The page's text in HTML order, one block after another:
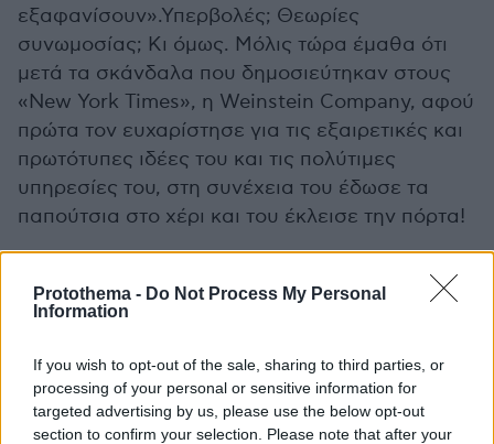
Protothema - Do Not Process My Personal
Information
If you wish to opt-out of the sale, sharing to third parties, or
processing of your personal or sensitive information for
targeted advertising by us, please use the below opt-out
section to confirm your selection. Please note that after your
εξαφανίσουν».Υπερβολές; Θεωρίες
συνωμοσίας; Κι όμως. Μόλις τώρα έμαθα ότι
μετά τα σκάνδαλα που δημοσιεύτηκαν στους
«New York Times», η Weinstein Company, αφού
πρώτα τον ευχαρίστησε για τις εξαιρετικές και
πρωτότυπες ιδέες του και τις πολύτιμες
υπηρεσίες του, στη συνέχεια του έδωσε τα
παπούτσια στο χέρι και του έκλεισε την πόρτα!
συνεταίρος του, Ρόμπερτ, του είπε: «Bro, όπως
ξεπλυθεί το όνομα της εταιρείας. Διαφορετικά
μαζί με εσένα θα βρεθούμε όλοι σε ένα
τεράστιο shithole». (Ας το πούμε βόθρο.)